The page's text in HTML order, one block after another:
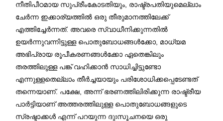
നീതിപീഠമായ സുപ്രീംകോടതിയും, രാഷ്ട്രപതിയുമെല്ലാം
ചേര്‍ന്ന ഇക്കാര്യത്തില്‍ ഒരു തീരുമാനത്തിലേക്ക്
എത്തിച്ചേര്‍ന്നത്. അവരെ സ്വാധീനിക്കുന്നതില്‍
ഉയര്‍ന്നുവന്നിട്ടുള്ള പൊതുബോധങ്ങള്‍ക്കോ, മാധ്യമ
അഭിപ്രായ രൂപീകരണങ്ങള്‍ക്കോ ഏതെങ്കിലും
തരത്തിലുള്ള പങ്ക് വഹിക്കാന്‍ സാധിച്ചിട്ടുണ്ടോ
എന്നുള്ളതെല്ലാം തീര്‍ച്ചയായും പരിശോധിക്കപ്പെടേണ്ടത്
തന്നെയാണ്. പക്ഷേ, അന്ന് ഭരണത്തിലിരിക്കുന്ന രാഷ്ട്രീയ
പാര്‍ട്ടിയാണ് അത്തരത്തിലുള്ള പൊതുബോധങ്ങളുടെ
സ്രഷ്ടാക്കള്‍ എന്ന് പറയുന്ന ദുഃസൂചനയെ ഒരു